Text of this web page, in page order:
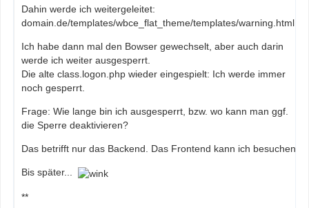
Dahin werde ich weitergeleitet:
domain.de/templates/wbce_flat_theme/templates/warning.html
Ich habe dann mal den Bowser gewechselt, aber auch darin
werde ich weiter ausgesperrt.
Die alte class.logon.php wieder eingespielt: Ich werde immer
noch gesperrt.
Frage: Wie lange bin ich ausgesperrt, bzw. wo kann man ggf.
die Sperre deaktivieren?
Das betrifft nur das Backend. Das Frontend kann ich besuchen.
Bis später...
**